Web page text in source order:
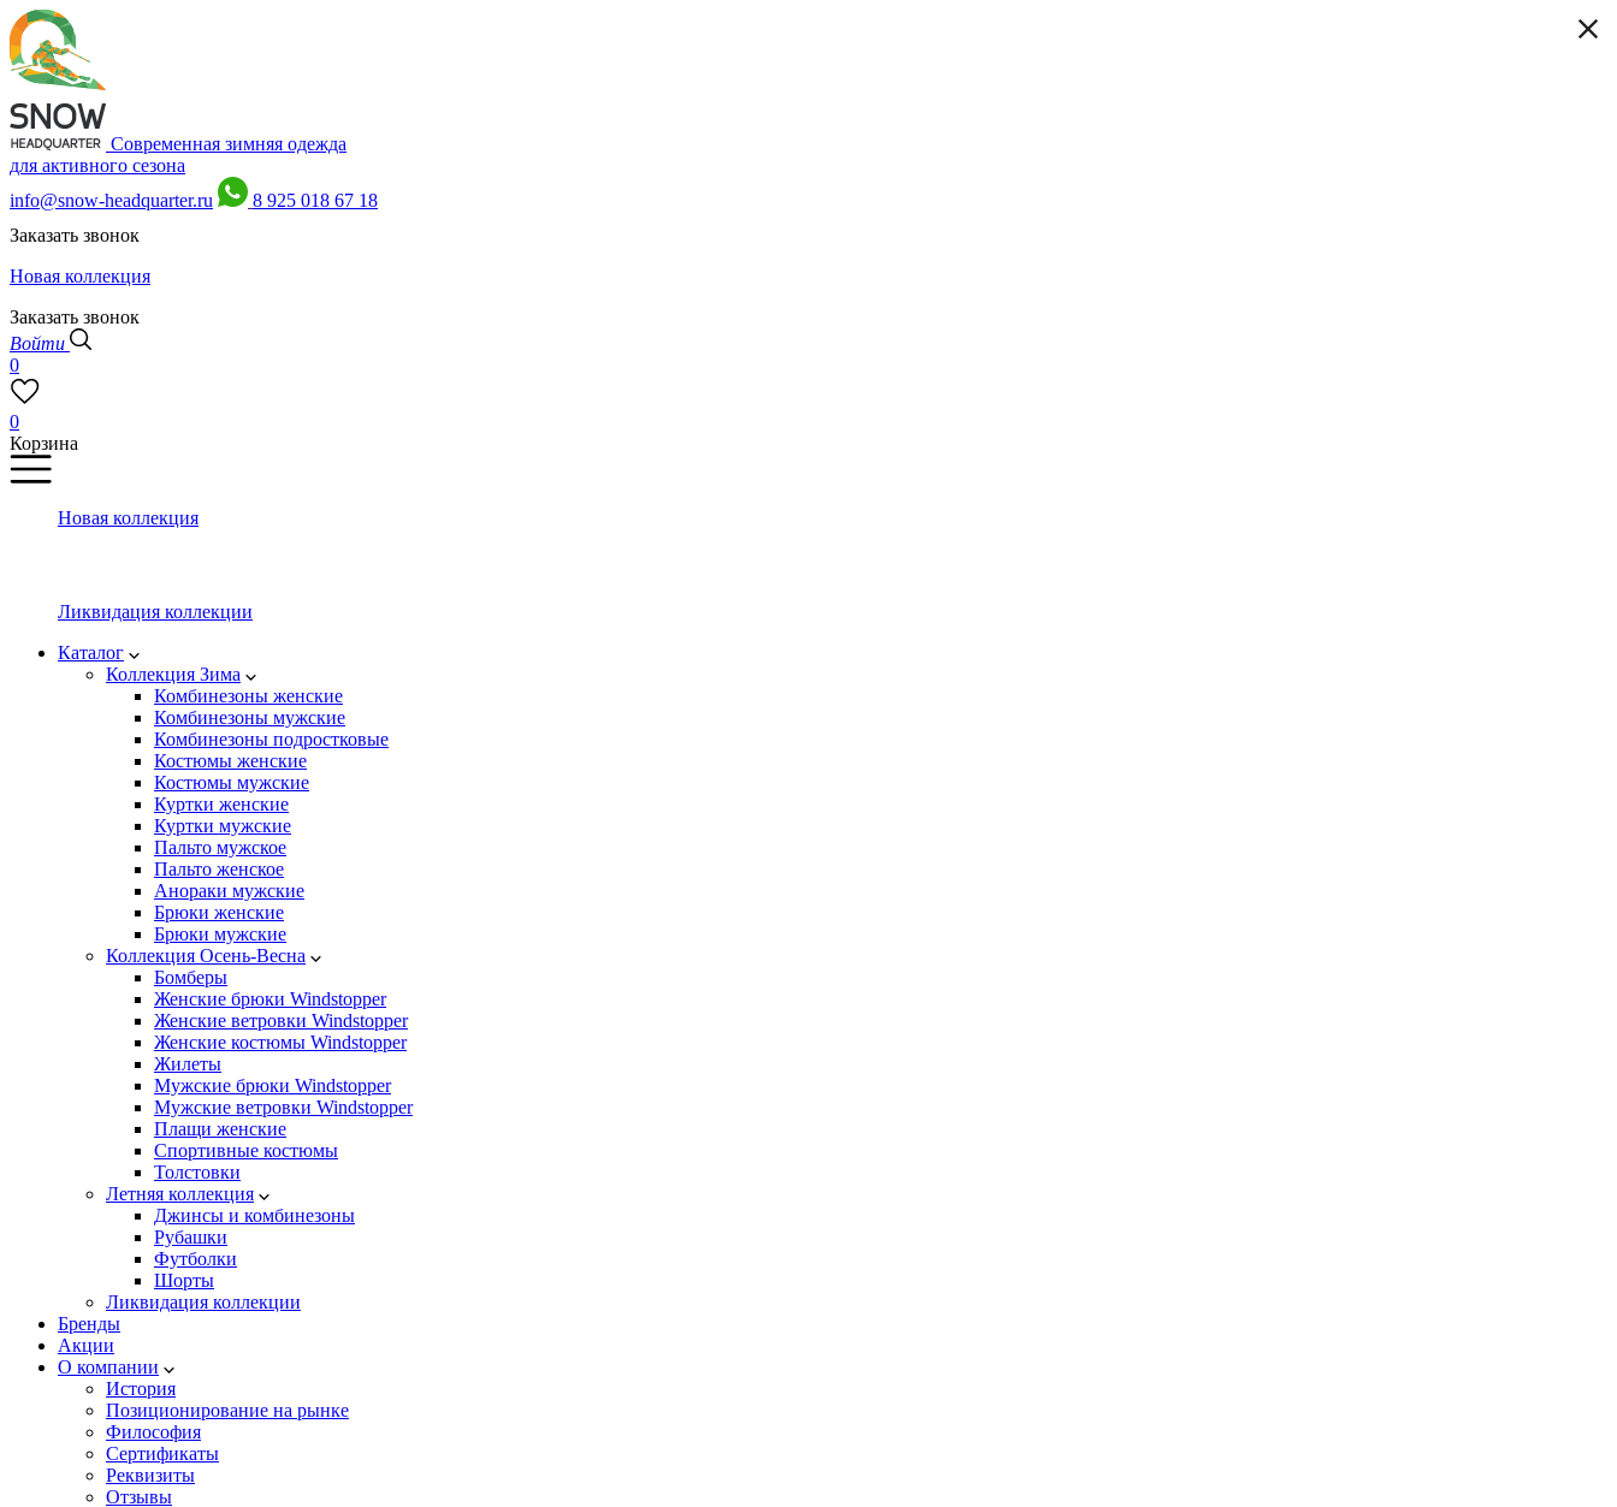
Современная зимняя одежда
для активного сезона
info@snow-headquarter.ru
8 925 018 67 18
Заказать звонок
Новая коллекция
Заказать звонок
Войти
0
0
Корзина
Новая коллекция
Ликвидация коллекции
Каталог
Коллекция Зима
Комбинезоны женские
Комбинезоны мужские
Комбинезоны подростковые
Костюмы женские
Костюмы мужские
Куртки женские
Куртки мужские
Пальто мужское
Пальто женское
Анораки мужские
Брюки женские
Брюки мужские
Коллекция Осень-Весна
Бомберы
Женские брюки Windstopper
Женские ветровки Windstopper
Женские костюмы Windstopper
Жилеты
Мужские брюки Windstopper
Мужские ветровки Windstopper
Плащи женские
Спортивные костюмы
Толстовки
Летняя коллекция
Джинсы и комбинезоны
Рубашки
Футболки
Шорты
Ликвидация коллекции
Бренды
Акции
О компании
История
Позиционирование на рынке
Философия
Сертификаты
Реквизиты
Отзывы